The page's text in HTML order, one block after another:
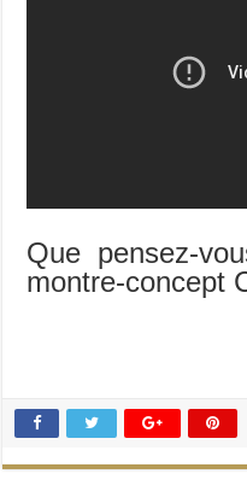
Que pensez-
montre-concept